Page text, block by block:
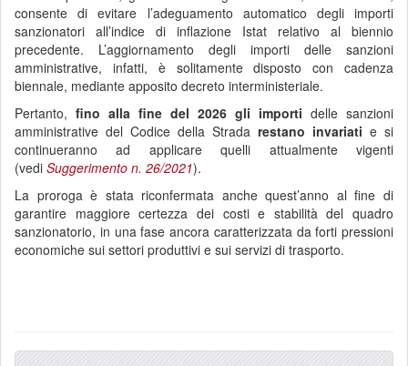
consente di evitare l’adeguamento automatico degli importi
sanzionatori all’indice di inflazione Istat relativo al biennio
precedente. L’aggiornamento degli importi delle sanzioni
amministrative, infatti, è solitamente disposto con cadenza
biennale, mediante apposito decreto interministeriale.
Pertanto, fino alla fine del 2026 gli importi delle sanzioni
amministrative del Codice della Strada restano invariati e si
continueranno ad applicare quelli attualmente vigenti
(vedi Suggerimento n. 26/2021).
La proroga è stata riconfermata anche quest’anno al fine di
garantire maggiore certezza dei costi e stabilità del quadro
sanzionatorio, in una fase ancora caratterizzata da forti pressioni
economiche sui settori produttivi e sui servizi di trasporto.